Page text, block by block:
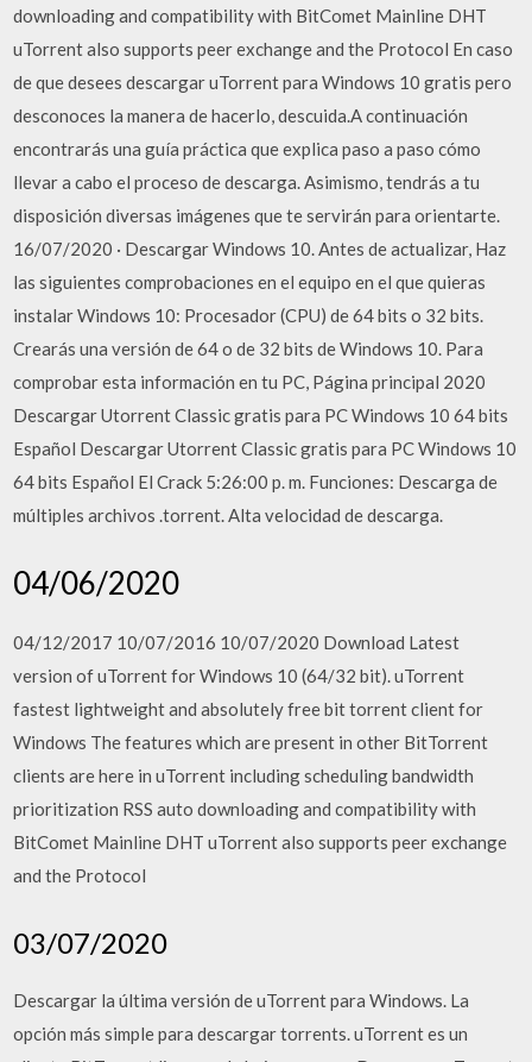
downloading and compatibility with BitComet Mainline DHT
uTorrent also supports peer exchange and the Protocol En caso
de que desees descargar uTorrent para Windows 10 gratis pero
desconoces la manera de hacerlo, descuida.A continuación
encontrarás una guía práctica que explica paso a paso cómo
llevar a cabo el proceso de descarga. Asimismo, tendrás a tu
disposición diversas imágenes que te servirán para orientarte.
16/07/2020 · Descargar Windows 10. Antes de actualizar, Haz
las siguientes comprobaciones en el equipo en el que quieras
instalar Windows 10: Procesador (CPU) de 64 bits o 32 bits.
Crearás una versión de 64 o de 32 bits de Windows 10. Para
comprobar esta información en tu PC, Página principal 2020
Descargar Utorrent Classic gratis para PC Windows 10 64 bits
Español Descargar Utorrent Classic gratis para PC Windows 10
64 bits Español El Crack 5:26:00 p. m. Funciones: Descarga de
múltiples archivos .torrent. Alta velocidad de descarga.
04/06/2020
04/12/2017 10/07/2016 10/07/2020 Download Latest
version of uTorrent for Windows 10 (64/32 bit). uTorrent
fastest lightweight and absolutely free bit torrent client for
Windows The features which are present in other BitTorrent
clients are here in uTorrent including scheduling bandwidth
prioritization RSS auto downloading and compatibility with
BitComet Mainline DHT uTorrent also supports peer exchange
and the Protocol
03/07/2020
Descargar la última versión de uTorrent para Windows. La
opción más simple para descargar torrents. uTorrent es un